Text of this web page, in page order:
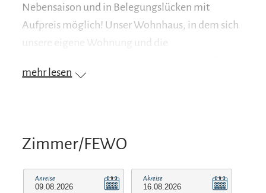
Nebensaison und in Belegungslücken mit
Aufpreis möglich! Unser Wohnhaus, in dem sich
unsere eigene Wohnung und die
befinden liegt im Zentrum des wunderschönen
ideale Ausgangspunkt für Wanderungen,
Radtouren rund um den Chiemsee und den
Chiemgau. Wer unseren schönen Ort nicht
mehr lesen
Zimmer/FEWO
Anreise Abreise